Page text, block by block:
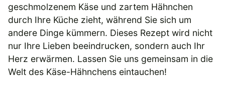
geschmolzenem Käse und zartem Hähnchen
durch Ihre Küche zieht, während Sie sich um
andere Dinge kümmern. Dieses Rezept wird nicht
nur Ihre Lieben beeindrucken, sondern auch Ihr
Herz erwärmen. Lassen Sie uns gemeinsam in die
Welt des Käse-Hähnchens eintauchen!